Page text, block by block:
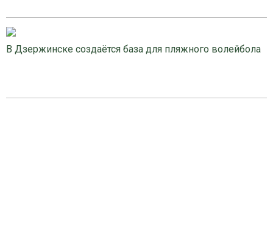
В Дзержинске создаётся база для пляжного волейбола